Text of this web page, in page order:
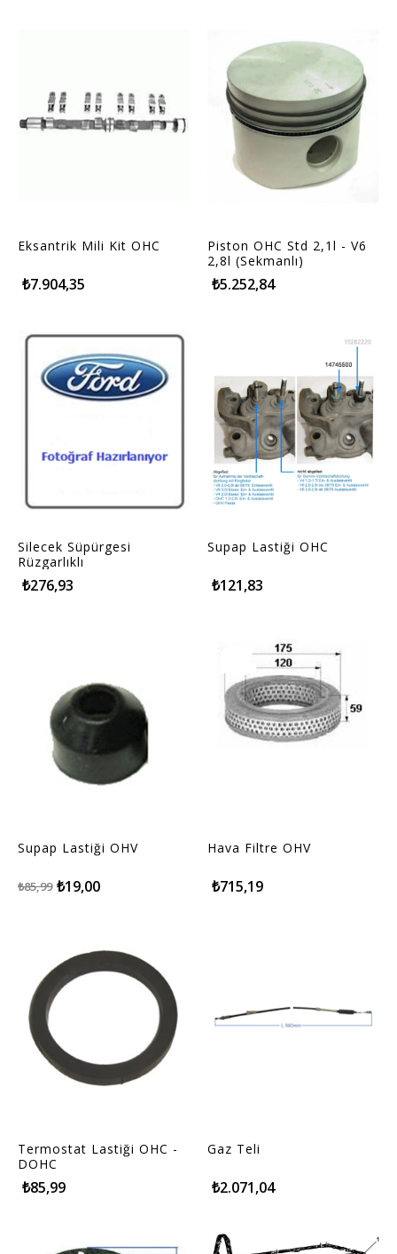
Eksantrik Mili Kit OHC
₺7.904,35
Piston OHC Std 2,1l - V6
2,8l (Sekmanlı)
₺5.252,84
Silecek Süpürgesi
Rüzgarlıklı
₺276,93
Supap Lastiği OHC
₺121,83
Supap Lastiği OHV
₺19,00
₺85,99
Hava Filtre OHV
₺715,19
Termostat Lastiği OHC -
DOHC
₺85,99
Gaz Teli
₺2.071,04